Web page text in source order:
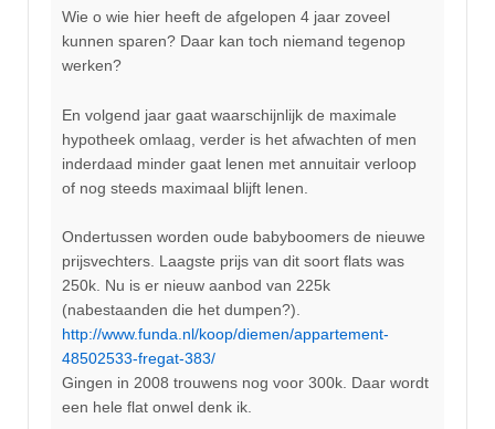
Wie o wie hier heeft de afgelopen 4 jaar zoveel
kunnen sparen? Daar kan toch niemand tegenop
werken?
En volgend jaar gaat waarschijnlijk de maximale
hypotheek omlaag, verder is het afwachten of men
inderdaad minder gaat lenen met annuitair verloop
of nog steeds maximaal blijft lenen.
Ondertussen worden oude babyboomers de nieuwe
prijsvechters. Laagste prijs van dit soort flats was
250k. Nu is er nieuw aanbod van 225k
(nabestaanden die het dumpen?).
http://www.funda.nl/koop/diemen/appartement-
48502533-fregat-383/
Gingen in 2008 trouwens nog voor 300k. Daar wordt
een hele flat onwel denk ik.